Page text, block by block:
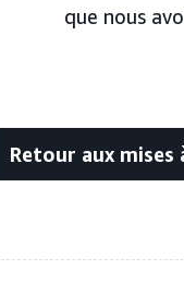
que nous
Retour aux mises